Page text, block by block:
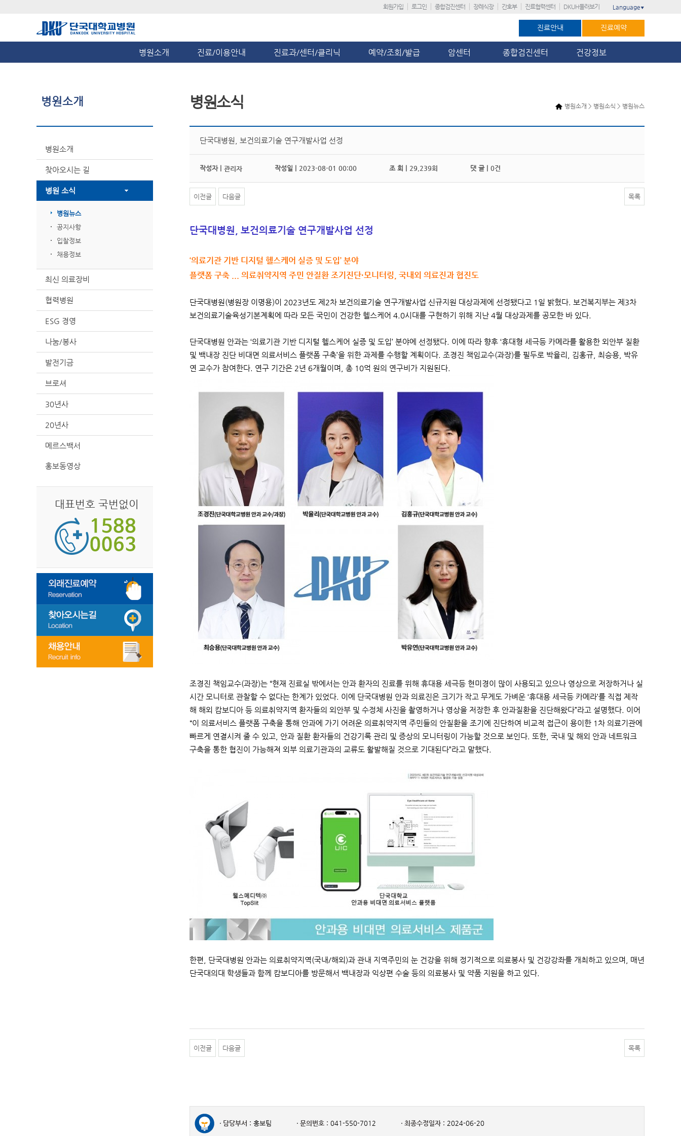
회원가입 로그인 종합검진센터 장례식장 간호부 진료협력센터 DKUH둘러보기 Language ▼
진료안내 진료예약
병원소개 진료/이용안내 진료과/센터/클리닉 예약/조회/발급 암센터 종합검진센터 건강정보
병원소개
병원소개
찾아오시는 길
병원 소식
병원뉴스
공지사항
입찰정보
채용정보
최신 의료장비
협력병원
ESG 경영
나눔/봉사
발전기금
브로셔
30년사
20년사
메르스백서
홍보동영상
대표번호 국번없이
병원소개 > 병원소식 > 병원뉴스
병원소식
단국대병원, 보건의료기술 연구개발사업 선정
작성자 | 관리자 작성일 | 2023-08-01 00:00 조 회 | 29,239회 댓 글 | 0건
이전글 다음글 목록
단국대병원, 보건의료기술 연구개발사업 선정
‘의료기관 기반 디지털 헬스케어 실증 및 도입’ 분야
플랫폼 구축 ... 의료취약지역 주민 안질환 조기진단·모니터링, 국내외 의료진과 협진도
단국대병원(병원장 이명용)이 2023년도 제2차 보건의료기술 연구개발사업 신규지원 대상과제에 선정됐다고 1일 밝혔다. 보건복지부는 제3차
보건의료기술육성기본계획에 따라 모든 국민이 건강한 헬스케어 4.0시대를 구현하기 위해 지난 4월 대상과제를 공모한 바 있다.
단국대병원 안과는 ‘의료기관 기반 디지털 헬스케어 실증 및 도입’ 분야에 선정됐다. 이에 따라 향후 ‘휴대형 세극등 카메라를 활용한 외안부 질환
및 백내장 진단 비대면 의료서비스 플랫폼 구축’을 위한 과제를 수행할 계획이다. 조경진 책임교수(과장)를 필두로 박율리, 김홍규, 최승용, 박유
연 교수가 참여한다. 연구 기간은 2년 6개월이며, 총 10억 원의 연구비가 지원된다.
조경진 책임교수(과장)는 “현재 진료실 밖에서는 안과 환자의 진료를 위해 휴대용 세극등 현미경이 많이 사용되고 있으나 영상으로 저장하거나 실
시간 모니터로 관찰할 수 없다는 한계가 있었다. 이에 단국대병원 안과 의료진은 크기가 작고 무게도 가벼운 ‘휴대용 세극등 카메라’를 직접 제작
해 해외 캄보디아 등 의료취약지역 환자들의 외안부 및 수정체 사진을 촬영하거나 영상을 저장한 후 안과질환을 진단해왔다”라고 설명했다. 이어
“이 의료서비스 플랫폼 구축을 통해 안과에 가기 어려운 의료취약지역 주민들의 안질환을 조기에 진단하여 비교적 접근이 용이한 1차 의료기관에
빠르게 연결시켜 줄 수 있고, 안과 질환 환자들의 건강기록 관리 및 증상의 모니터링이 가능할 것으로 보인다. 또한, 국내 및 해외 안과 네트워크
구축을 통한 협진이 가능해져 외부 의료기관과의 교류도 활발해질 것으로 기대된다”라고 말했다.
한편, 단국대병원 안과는 의료취약지역(국내/해외)과 관내 지역주민의 눈 건강을 위해 정기적으로 의료봉사 및 건강강좌를 개최하고 있으며, 매년
단국대의대 학생들과 함께 캄보디아를 방문해서 백내장과 익상편 수술 등의 의료봉사 및 약품 지원을 하고 있다.
이전글 다음글 목록
담당부서 : 홍보팀 문의번호 : 041-550-7012 최종수정일자 : 2024-06-20